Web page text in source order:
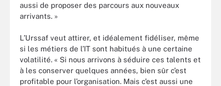
aussi de proposer des parcours aux nouveaux
arrivants. »
L’Urssaf veut attirer, et idéalement fidéliser, même
si les métiers de l’IT sont habitués à une certaine
volatilité. « Si nous arrivons à séduire ces talents et
à les conserver quelques années, bien sûr c’est
profitable pour l’organisation. Mais c’est aussi une